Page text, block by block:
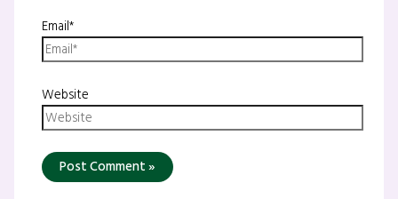
Email*
Website